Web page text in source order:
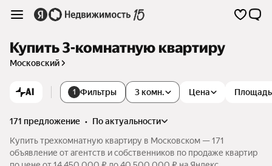
Купить 3-комнатную квартиру
Московский
AI 1 Фильтры 3 комн. Цена Площадь
171 предложение •
по актуальности
Купить трехкомнатную квартиру в Московском — 171
объявление от агентств и собственников по продаже квартир